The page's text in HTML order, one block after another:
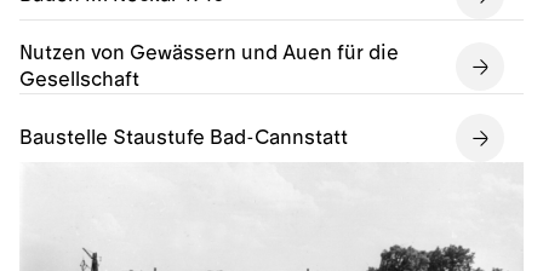
Nutzen von Gewässern und Auen für die
Gesellschaft
Baustelle Staustufe Bad-Cannstatt